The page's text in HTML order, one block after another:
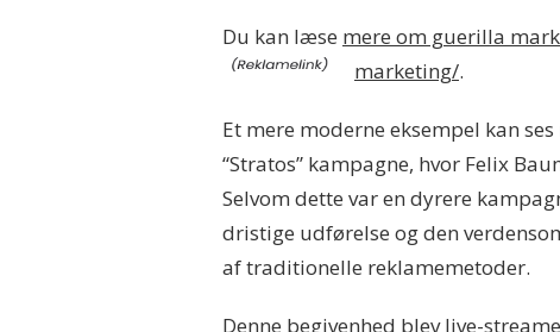
Du kan læse mere om guerilla
marketing/.
Et mere moderne eksempel kan
“Stratos” kampagne, hvor Felix
Selvom dette var en dyrere
dristige udførelse og den
af traditionelle reklamemetoder.
Denne begivenhed blev live-